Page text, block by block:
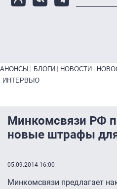
Primary links bottom
АНОНСЫ БЛОГИ НОВОСТИ
ИНТЕРВЬЮ
Минкомсвязи РФ
новые штрафы
05.09.2014 16:00
Минкомсвязи предлагает